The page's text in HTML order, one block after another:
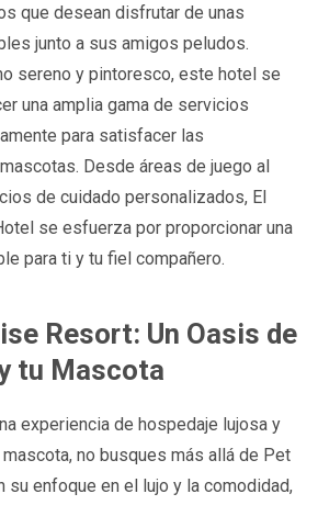
que desean disfrutar de unas
junto a sus amigos peludos.
sereno y pintoresco, este hotel se
una amplia gama de servicios
para satisfacer las
Desde áreas de juego al
de cuidado personalizados, El
se esfuerza por proporcionar una
para ti y tu fiel compañero.
Resort: Un Oasis de
tu Mascota
experiencia de hospedaje lujosa y
no busques más allá de Pet
su enfoque en el lujo y la comodidad,